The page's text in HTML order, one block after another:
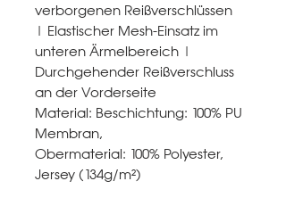
verborgenen Reißverschlüssen
| Elastischer Mesh-Einsatz im
unteren Ärmelbereich |
Durchgehender Reißverschluss
an der Vorderseite
Material: Beschichtung: 100% PU
Membran,
Obermaterial: 100% Polyester,
Jersey (134g/m²)